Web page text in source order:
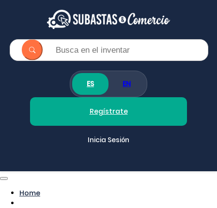
ES EN
Regístrate
Inicia Sesión
Home